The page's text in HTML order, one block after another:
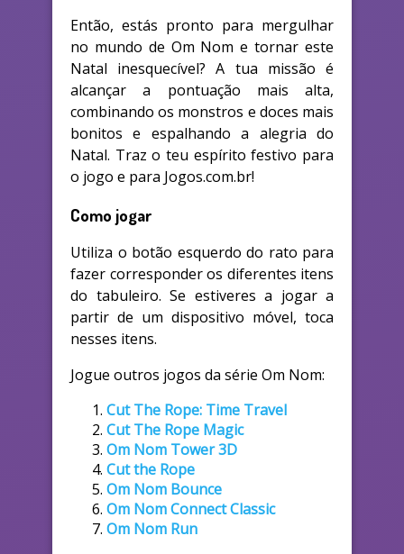
Então, estás pronto para mergulhar
no mundo de Om Nom e tornar este
Natal inesquecível? A tua missão é
alcançar a pontuação mais alta,
combinando os monstros e doces mais
bonitos e espalhando a alegria do
Natal. Traz o teu espírito festivo para
o jogo e para Jogos.com.br!
Como jogar
Utiliza o botão esquerdo do rato para
fazer corresponder os diferentes itens
do tabuleiro. Se estiveres a jogar a
partir de um dispositivo móvel, toca
nesses itens.
Jogue outros jogos da série Om Nom:
Cut The Rope: Time Travel
Cut The Rope Magic
Om Nom Tower 3D
Cut the Rope
Om Nom Bounce
Om Nom Connect Classic
Om Nom Run